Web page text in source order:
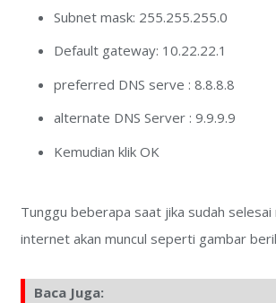
Subnet mask: 255.255.255.0
Default gateway: 10.22.22.1
preferred DNS serve : 8.8.8.8
alternate DNS Server : 9.9.9.9
Kemudian klik OK
Tunggu beberapa saat jika sudah selesai
internet akan muncul seperti gambar
Baca Juga: